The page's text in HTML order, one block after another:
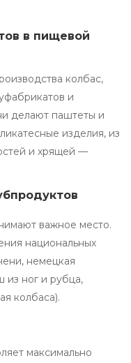
в пищевой
колбас,
и
делают паштеты и
изделия, из
и хрящей —
важное место.
национальных
немецкая
из ног и рубца,
колбаса).
максимально